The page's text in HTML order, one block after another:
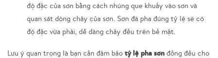
độ đặc của sơn bằng cách nhúng que khuấy vào sơn và
quan sát dòng chảy của sơn. Sơn đã pha đúng tỷ lệ sẽ có
độ đặc vừa phải, dễ dàng chảy đều trên bề mặt.
Lưu ý quan trọng là bạn cần đảm bảo tỷ lệ pha sơn đồng đều cho